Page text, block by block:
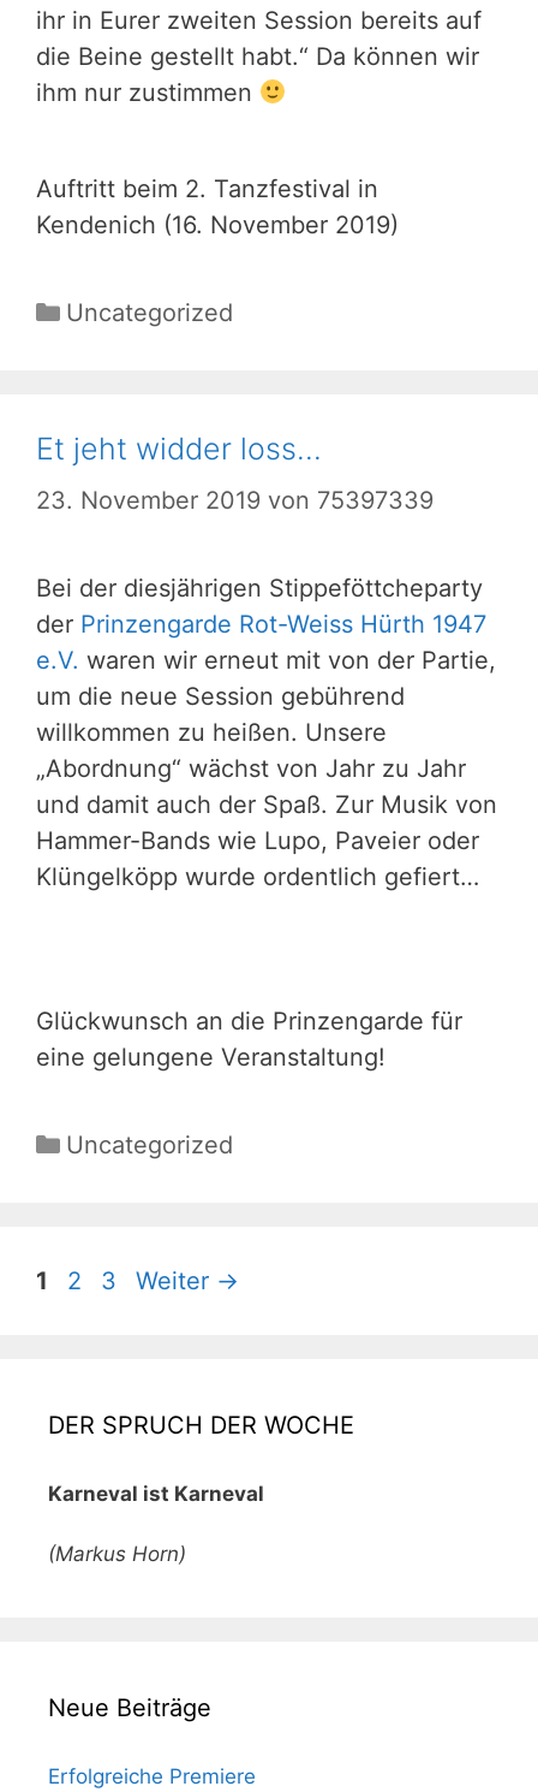
ihr in Eurer zweiten Session bereits auf
die Beine gestellt habt.“ Da können wir
ihm nur zustimmen
Auftritt beim 2. Tanzfestival in
Kendenich (16. November 2019)
Kategorien
Uncategorized
Et jeht widder loss…
23. November 2019 von 75397339
Bei der diesjährigen Stippeföttcheparty
der Prinzengarde Rot-Weiss Hürth 1947
e.V. waren wir erneut mit von der Partie,
um die neue Session gebührend
willkommen zu heißen. Unsere
„Abordnung“ wächst von Jahr zu Jahr
und damit auch der Spaß. Zur Musik von
Hammer-Bands wie Lupo, Paveier oder
Klüngelköpp wurde ordentlich gefiert…
Glückwunsch an die Prinzengarde für
eine gelungene Veranstaltung!
Kategorien
Uncategorized
Seite
1 Seite
2 Seite
3 Weiter →
DER SPRUCH DER WOCHE
Karneval ist Karneval
(Markus Horn)
Neue Beiträge
Erfolgreiche Premiere